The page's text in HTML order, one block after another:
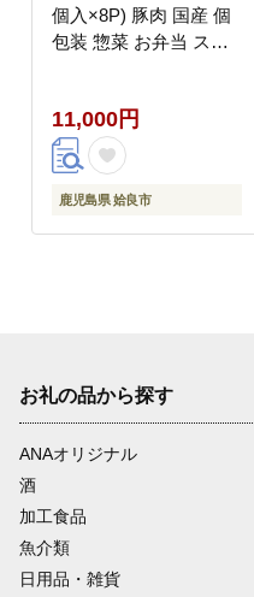
個入×8P) 豚肉 国産 個
包装 惣菜 お弁当 スト
11,000円
鹿児島県 姶良市
お礼の品から探す
ANAオリジナル
酒
加工食品
魚介類
日用品・雑貨